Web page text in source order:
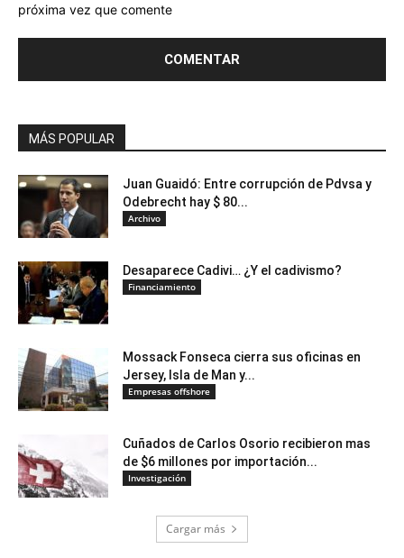
próxima vez que comente
MÁS POPULAR
Juan Guaidó: Entre corrupción de Pdvsa y
Odebrecht hay $ 80...
Archivo
Desaparece Cadivi… ¿Y el cadivismo?
Financiamiento
Mossack Fonseca cierra sus oficinas en
Jersey, Isla de Man y...
Empresas offshore
Cuñados de Carlos Osorio recibieron mas
de $6 millones por importación...
Investigación
Cargar más